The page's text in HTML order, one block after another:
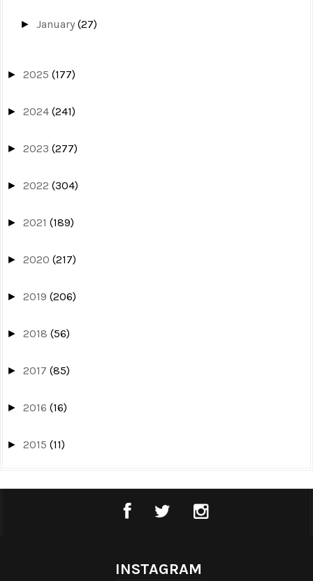
►January(27)
► 2025 (177)
► 2024 (241)
► 2023 (277)
► 2022 (304)
► 2021 (189)
► 2020 (217)
► 2019 (206)
► 2018 (56)
► 2017 (85)
► 2016 (16)
► 2015 (11)
INSTAGRAM